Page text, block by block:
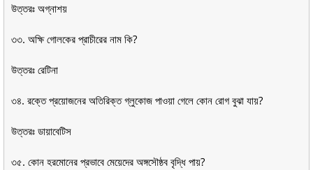
উত্তরঃ অগ্নাশয়
৩৩. অক্ষি গোলকের প্রাচীরের নাম কি?
উত্তরঃ রেটিনা
৩৪. রক্তে প্রয়োজনের অতিরিক্ত গ্লুকোজ পাওয়া গেলে কোন রোগ বুঝা যায়?
উত্তরঃ ডায়াবেটিস
৩৫. কোন হরমোনের প্রভাবে মেয়েদের অঙ্গসৌষ্ঠব বৃদ্ধি পায়?